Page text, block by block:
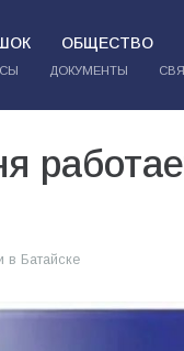
ОБЩЕСТВО
ДОКУМЕНТЫ
в Батайске